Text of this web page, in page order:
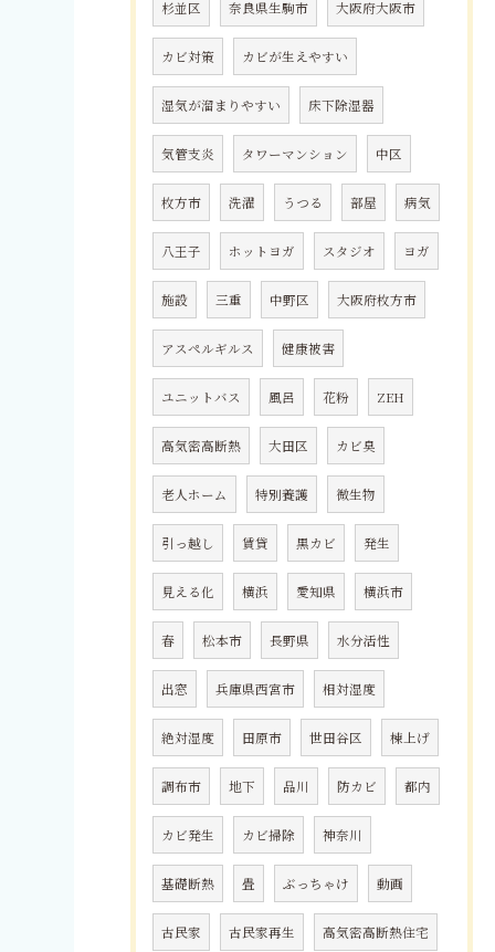
杉並区 奈良県生駒市 大阪府大阪市
カビ対策 カビが生えやすい
湿気が溜まりやすい 床下除湿器
気管支炎 タワーマンション 中区
枚方市 洗濯 うつる 部屋 病気
八王子 ホットヨガ スタジオ ヨガ
施設 三重 中野区 大阪府枚方市
アスペルギルス 健康被害
ユニットバス 風呂 花粉 ZEH
高気密高断熱 大田区 カビ臭
老人ホーム 特別養護 微生物
引っ越し 賃貸 黒カビ 発生
見える化 横浜 愛知県 横浜市
春 松本市 長野県 水分活性
出窓 兵庫県西宮市 相対湿度
絶対湿度 田原市 世田谷区 棟上げ
調布市 地下 品川 防カビ 都内
カビ発生 カビ掃除 神奈川
基礎断熱 畳 ぶっちゃけ 動画
古民家 古民家再生 高気密高断熱住宅